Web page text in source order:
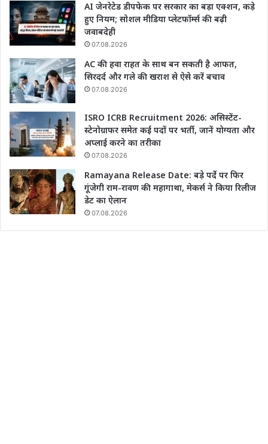
AI जेनरेटेड डीपफेक पर सरकार का बड़ा एक्शन, कड़े
हुए नियम; सोशल मीडिया प्लेटफॉर्म्स की बढ़ी
जवाबदेही
07.08.2026
AC की हवा राहत के साथ बन सकती है आफत,
सिरदर्द और गले की खराश से ऐसे करें बचाव
07.08.2026
ISRO ICRB Recruitment 2026: असिस्टेंट-
स्टेनोग्राफर समेत कई पदों पर भर्ती, जानें योग्यता और
अप्लाई करने का तरीका
07.08.2026
Ramayana Release Date: बड़े पर्दे पर फिर
गूंजेगी राम-रावण की महागाथा, मेकर्स ने किया रिलीज
डेट का ऐलान
07.08.2026